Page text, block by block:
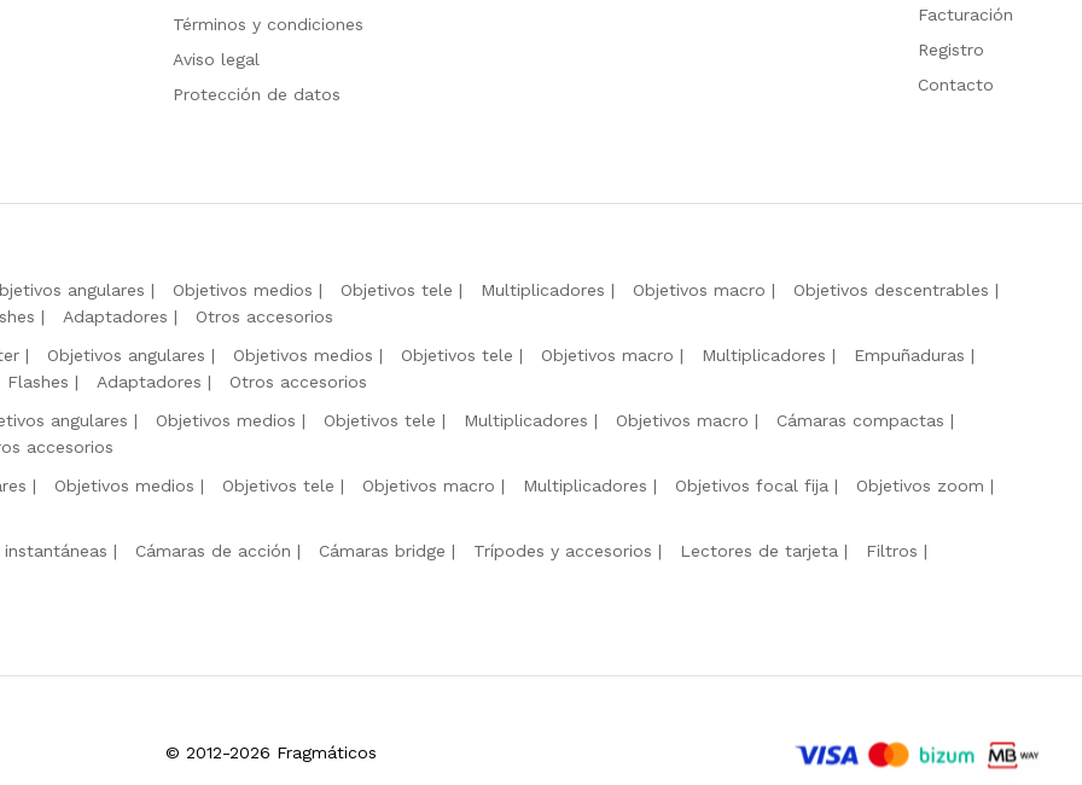
Términos y condiciones
Aviso legal
Protección de datos
Facturación
Registro
Contacto
angulares Objetivos medios Objetivos tele Multiplicadores Objetivos macro
Objetivos descentrables
Adaptadores
Otros accesorios
Objetivos angulares Objetivos medios Objetivos tele Objetivos macro Multiplicadores
Empuñaduras
Flashes Adaptadores
Otros accesorios
angulares Objetivos medios Objetivos tele Multiplicadores Objetivos macro
Cámaras compactas
accesorios
Objetivos medios Objetivos tele Objetivos macro Multiplicadores Objetivos focal fija
Objetivos zoom
instantáneas Cámaras de acción Cámaras bridge Trípodes y accesorios Lectores de tarjeta
Filtros
© 2012-2026 Fragmáticos